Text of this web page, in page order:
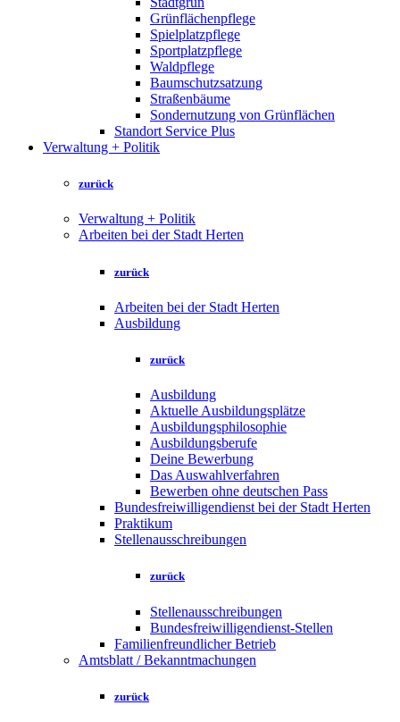
Grünflächenpflege
Spielplatzpflege
Sportplatzpflege
Waldpflege
Baumschutzsatzung
Straßenbäume
Sondernutzung von Grünflächen
Standort Service Plus
Verwaltung + Politik
zurück
Verwaltung + Politik
Arbeiten bei der Stadt Herten
zurück
Arbeiten bei der Stadt Herten
Ausbildung
zurück
Ausbildung
Aktuelle Ausbildungsplätze
Ausbildungsphilosophie
Ausbildungsberufe
Deine Bewerbung
Das Auswahlverfahren
Bewerben ohne deutschen Pass
Bundesfreiwilligendienst bei der Stadt Herten
Praktikum
Stellenausschreibungen
zurück
Stellenausschreibungen
Bundesfreiwilligendienst-Stellen
Familienfreundlicher Betrieb
Amtsblatt / Bekanntmachungen
zurück